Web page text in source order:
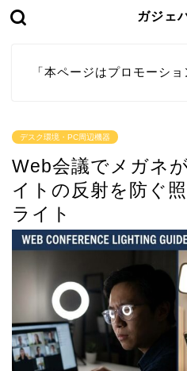
ガジェ
「本ページはプロモーシ
デスク環境・PC周辺機器
Web会議でメガネ
イトの反射を防ぐ
ライト